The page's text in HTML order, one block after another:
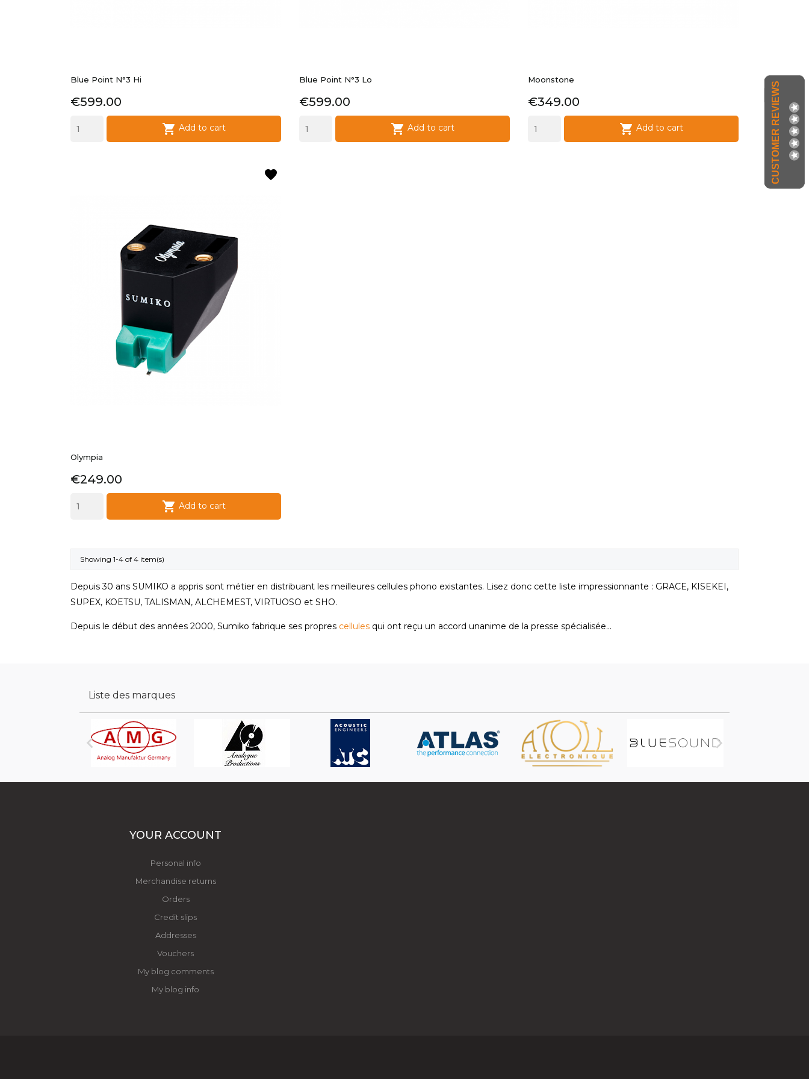
Blue Point N°3 Hi
Price
€599.00
 Add to cart
Blue Point N°3 Lo
Price
€599.00
 Add to cart
Moonstone
Price
€349.00
 Add to cart
QUICK VIEW
Olympia
Price
€249.00
 Add to cart
favorite
Showing 1-4 of 4 item(s)
Depuis 30 ans SUMIKO a appris sont métier en distribuant les meilleures cellules phono existantes. Lisez donc cette liste impressionnante : GRACE, KISEKEI,
SUPEX, KOETSU, TALISMAN, ALCHEMEST, VIRTUOSO et SHO.
Depuis le début des années 2000, Sumiko fabrique ses propres cellules qui ont reçu un accord unanime de la presse spécialisée...
Liste des marques
 
YOUR ACCOUNT
Personal info
Merchandise returns
Orders
Credit slips
Addresses
Vouchers
My blog comments
My blog info
CUSTOMER REVIEWS